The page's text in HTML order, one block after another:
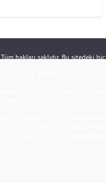
Tüm hakları saklıdır. Bu sitedeki